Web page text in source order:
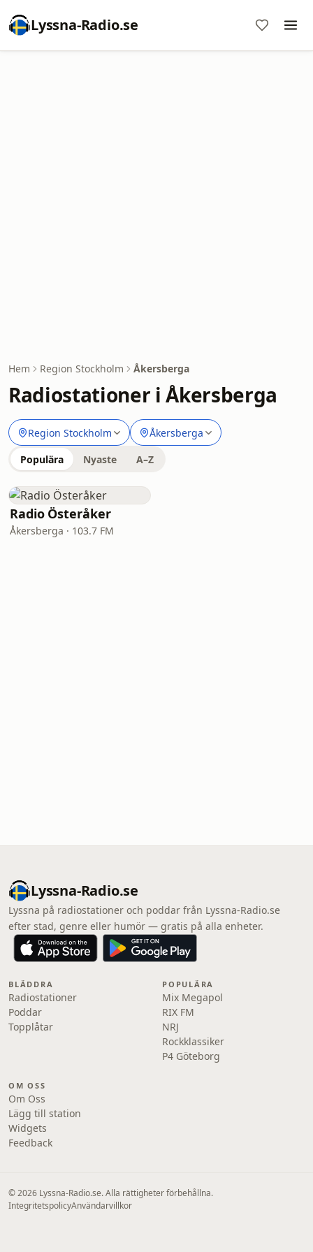
Lyssna-Radio.se
Hem Region Stockholm Åkersberga
Radiostationer i Åkersberga
Region Stockholm Åkersberga
Populära Nyaste A–Z
Radio Österåker
Åkersberga · 103.7 FM
Lyssna-Radio.se
Lyssna på radiostationer och poddar från Lyssna-Radio.se
efter stad, genre eller humör — gratis på alla enheter.
BLÄDDRA
Radiostationer
Poddar
Topplåtar
POPULÄRA
Mix Megapol
RIX FM
NRJ
Rockklassiker
P4 Göteborg
OM OSS
Om Oss
Lägg till station
Widgets
Feedback
© 2026 Lyssna-Radio.se. Alla rättigheter förbehållna.
IntegritetspolicyAnvändarvillkor